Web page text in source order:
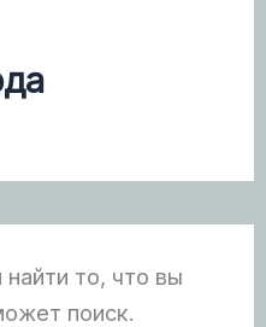
то, что вы
поиск.